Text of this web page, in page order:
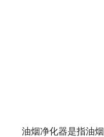
油烟净化器是指油